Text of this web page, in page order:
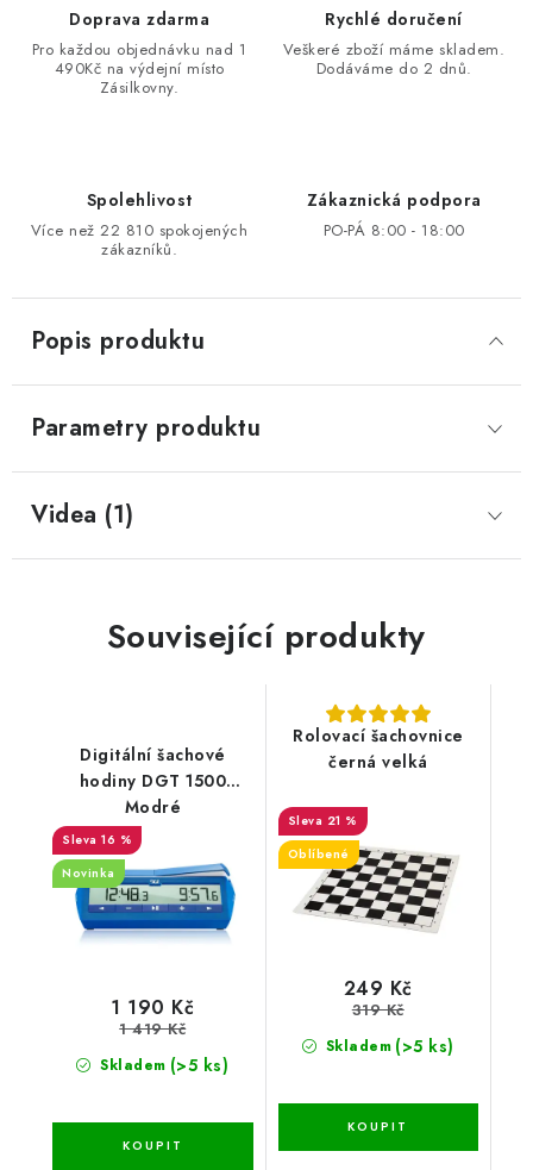
Doprava zdarma
Pro každou objednávku nad 1
490Kč na výdejní místo
Zásilkovny.
Rychlé doručení
Veškeré zboží máme skladem.
Dodáváme do 2 dnů.
Spolehlivost
Více než 22 810 spokojených
zákazníků.
Zákaznická podpora
PO-PÁ 8:00 - 18:00
Popis produktu
Parametry produktu
Videa (1)
Související produkty
Digitální šachové
hodiny DGT 1500
Modré
16 %
Novinka
Skladem (>5 ks)
1 190 Kč
1 419 Kč
Rolovací šachovnice
černá velká
21 %
Oblíbené
Skladem (>5 ks)
249 Kč
319 Kč